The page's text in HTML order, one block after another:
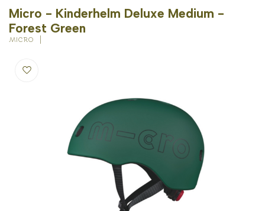
Micro - Kinderhelm Deluxe Medium -
Forest Green
MICRO